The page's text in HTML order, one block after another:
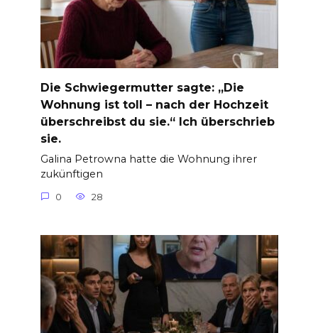
Die Schwiegermutter sagte: „Die
Wohnung ist toll – nach der Hochzeit
überschreibst du sie.“ Ich überschrieb
sie.
Galina Petrowna hatte die Wohnung ihrer
zukünftigen
0 28